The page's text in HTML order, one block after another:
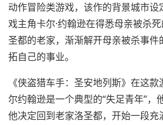
动作冒险类游戏，该作的背景城市
戏主角卡尔·约翰逊在得悉母亲被杀
圣都的老家，渐渐解开母亲被杀事
拓自己的事业。
《侠盗猎车手：圣安地列斯》在这
尔约翰逊是一个典型的“失足青年”，
他决定回到老家洛圣都，开始一段充